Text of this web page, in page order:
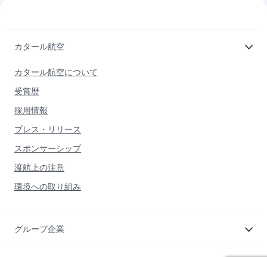
カタール航空
カタール航空について
受賞歴
採用情報
プレス・リリース
スポンサーシップ
渡航上の注意
環境への取り組み
グループ企業